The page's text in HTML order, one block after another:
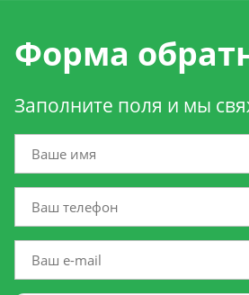
Форма
Заполните поля и мы